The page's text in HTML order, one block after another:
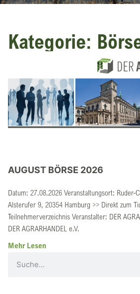
Kategorie:
AUGUST BÖRSE 2026
Datum: 27.08.2026 Veranstaltungsort: Ruder-
Alsterufer 9, 20354 Hamburg >> Direkt zum
Teilnehmerverzeichnis Veranstalter: DER
DER AGRARHANDEL e.V.
Mehr Lesen